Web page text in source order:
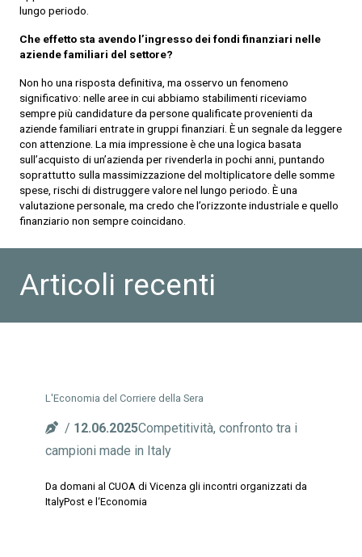
lungo periodo.
Che effetto sta avendo l’ingresso dei fondi finanziari nelle
aziende familiari del settore?
Non ho una risposta definitiva, ma osservo un fenomeno
significativo: nelle aree in cui abbiamo stabilimenti riceviamo
sempre più candidature da persone qualificate provenienti da
aziende familiari entrate in gruppi finanziari. È un segnale da leggere
con attenzione. La mia impressione è che una logica basata
sull’acquisto di un’azienda per rivenderla in pochi anni, puntando
soprattutto sulla massimizzazione del moltiplicatore delle somme
spese, rischi di distruggere valore nel lungo periodo. È una
valutazione personale, ma credo che l’orizzonte industriale e quello
finanziario non sempre coincidano.
Articoli recenti
L'Economia del Corriere della Sera
12.06.2025Competitività, confronto tra i
campioni made in Italy
Da domani al CUOA di Vicenza gli incontri organizzati da
ItalyPost e l‘Economia